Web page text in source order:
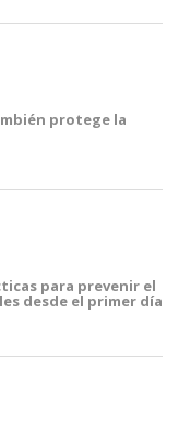
protege la
para prevenir el
desde el primer día